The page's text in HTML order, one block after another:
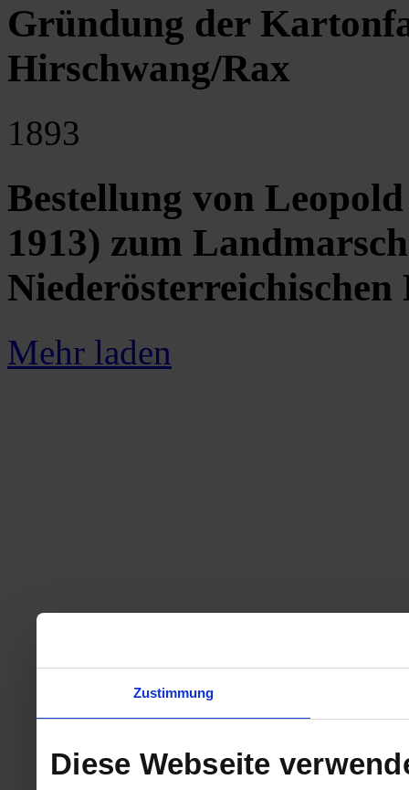
Zustimmung
Diese Webseite
Gründung der
Hirschwang/Rax
1893
Bestellung von
1913) zum
Mehr laden